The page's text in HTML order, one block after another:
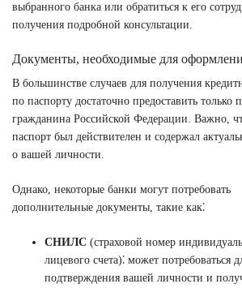
выбранного банка или обратиться к его
получения подробной консультации.
Документы, необходимые для
В большинстве случаев для получения
по паспорту достаточно предоставить только
гражданина Российской Федерации. Важно,
паспорт был действителен и содержал
о вашей личности.
Однако, некоторые банки могут потребовать
дополнительные документы, такие как⁚
СНИЛС (страховой номер
лицевого счета)⁚ может потребоваться
подтверждения вашей личности и